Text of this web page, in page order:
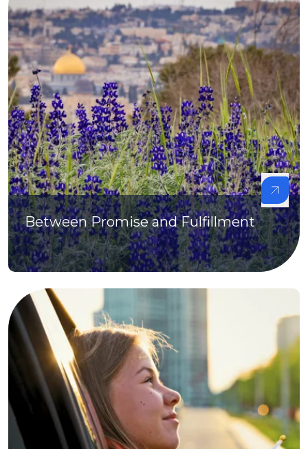
Between Promise and Fulfillment